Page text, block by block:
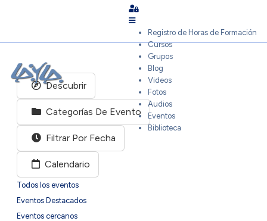
Sign In
Registro de Horas de Formación
Cursos
Grupos
Blog
Videos
Fotos
Audios
Eventos
Biblioteca
Descubrir
Categorías De Evento
Filtrar Por Fecha
Calendario
Todos los eventos
Eventos Destacados
Eventos cercanos